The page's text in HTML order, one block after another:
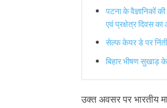
पटना के वैज्ञानिकों
एवं प्रक्षेत्र दिवस
सेल्फ केयर डे पर
बिहार भीषण सुखाड़
उक्त अवसर पर भारतीय